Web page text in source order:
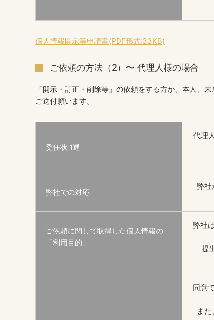
個人情報開示等申請書(PDF形式:33KB)
ご依頼の方法（2）〜 代理人様の場合
「開示・訂正・削除等」の依頼をする方が、本人、
ご送付願います。
委任状 1通
代理
弊社での対応
弊社
ご依頼に関して取得した個人情報の
「利用目的」
弊社
提
同意
ま